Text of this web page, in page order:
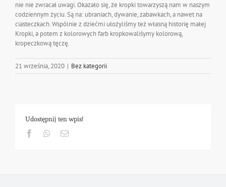
nie nie zwracał uwagi. Okazało się, że kropki towarzyszą nam w naszym
codziennym życiu. Są na: ubraniach, dywanie, zabawkach, a nawet na
ciasteczkach. Wspólnie z dziećmi ułożyliśmy też własną historię małej
Kropki, a potem z kolorowych farb kropkowaliśymy kolorową,
kropeczkową tęczę.
21 września, 2020 | Bez kategorii
Udostępnij ten wpis!
FacebookWhatsapp
Email